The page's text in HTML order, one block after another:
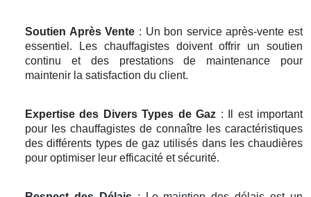
Soutien Après Vente : Un bon service après-vente est
essentiel. Les chauffagistes doivent offrir un soutien
continu et des prestations de maintenance pour
maintenir la satisfaction du client.
Expertise des Divers Types de Gaz : Il est important
pour les chauffagistes de connaître les caractéristiques
des différents types de gaz utilisés dans les chaudières
pour optimiser leur efficacité et sécurité.